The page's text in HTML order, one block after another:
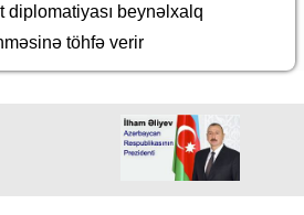
diplomatiyası beynəlxalq
töhfə verir